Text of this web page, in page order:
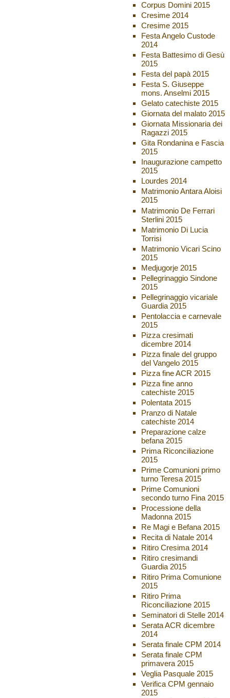
Corpus Domini 2015
Cresime 2014
Cresime 2015
Festa Angelo Custode
2014
Festa Battesimo di Gesù
2015
Festa del papà 2015
Festa S. Giuseppe
mons. Anselmi 2015
Gelato catechiste 2015
Giornata del malato 2015
Giornata Missionaria dei
Ragazzi 2015
Gita Rondanina e Fascia
2015
Inaugurazione campetto
2015
Lourdes 2014
Matrimonio Antara Aloisi
2015
Matrimonio De Ferrari
Sterlini 2015
Matrimonio Di Lucia
Torrisi
Matrimonio Vicari Scino
2015
Medjugorje 2015
Pellegrinaggio Sindone
2015
Pellegrinaggio vicariale
Guardia 2015
Pentolaccia e carnevale
2015
Pizza cresimati
dicembre 2014
Pizza finale del gruppo
del Vangelo 2015
Pizza fine ACR 2015
Pizza fine anno
catechiste 2015
Polentata 2015
Pranzo di Natale
catechiste 2014
Preparazione calze
befana 2015
Prima Riconciliazione
2015
Prime Comunioni primo
turno Teresa 2015
Prime Comunioni
secondo turno Fina 2015
Processione della
Madonna 2015
Re Magi e Befana 2015
Recita di Natale 2014
Ritiro Cresima 2014
Ritiro cresimandi
Guardia 2015
Ritiro Prima Comunione
2015
Ritiro Prima
Riconciliazione 2015
Seminatori di Stelle 2014
Serata ACR dicembre
2014
Serata finale CPM 2014
Serata finale CPM
primavera 2015
Veglia Pasquale 2015
Verifica CPM gennaio
2015